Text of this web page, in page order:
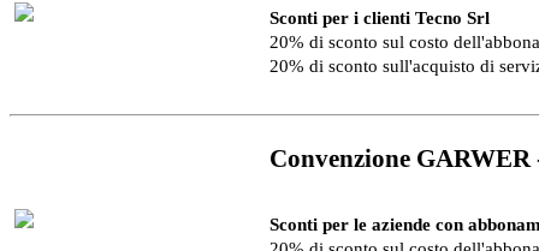
Sconti per i clienti Tecno Srl
20% di sconto sul costo
20% di sconto sull'acquisto di
Convenzione
Sconti per le aziende con